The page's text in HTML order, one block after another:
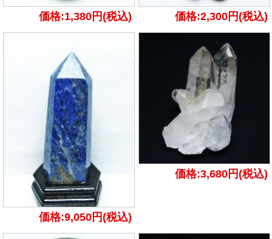
価格:1,380円(税込) 価格:2,300円(税込)
価格:9,050円(税込)
価格:3,680円(税込)